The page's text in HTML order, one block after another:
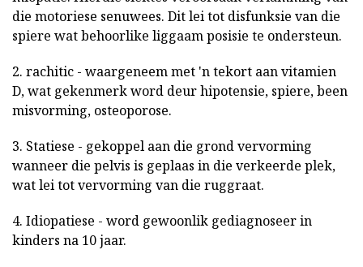
die motoriese senuwees. Dit lei tot disfunksie van die
spiere wat behoorlike liggaam posisie te ondersteun.
2. rachitic - waargeneem met 'n tekort aan vitamien
D, wat gekenmerk word deur hipotensie, spiere, been
misvorming, osteoporose.
3. Statiese - gekoppel aan die grond vervorming
wanneer die pelvis is geplaas in die verkeerde plek,
wat lei tot vervorming van die ruggraat.
4. Idiopatiese - word gewoonlik gediagnoseer in
kinders na 10 jaar.